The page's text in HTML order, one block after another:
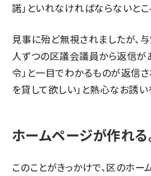
諾」といれなければならないとこ
見事に殆ど無視されましたが、
人ずつの区議会議員から返信が
令」と一目でわかるものが返信さ
を貸して欲しい」と熱心なお誘い
ホームページが作れる
このことがきっかけで、区のホ